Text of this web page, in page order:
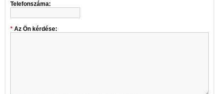
Telefonszáma:
Az Ön kérdése: